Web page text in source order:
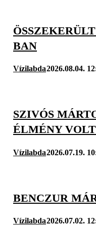
BAN
Vízilabda2026.08.04.
SZIVÓS
ÉLMÉNY
Vízilabda2026.07.19.
BENCZUR
Vízilabda2026.07.02.